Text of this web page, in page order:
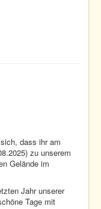
dass ihr am
zu unserem
Gelände im
Jahr unserer
Tage mit